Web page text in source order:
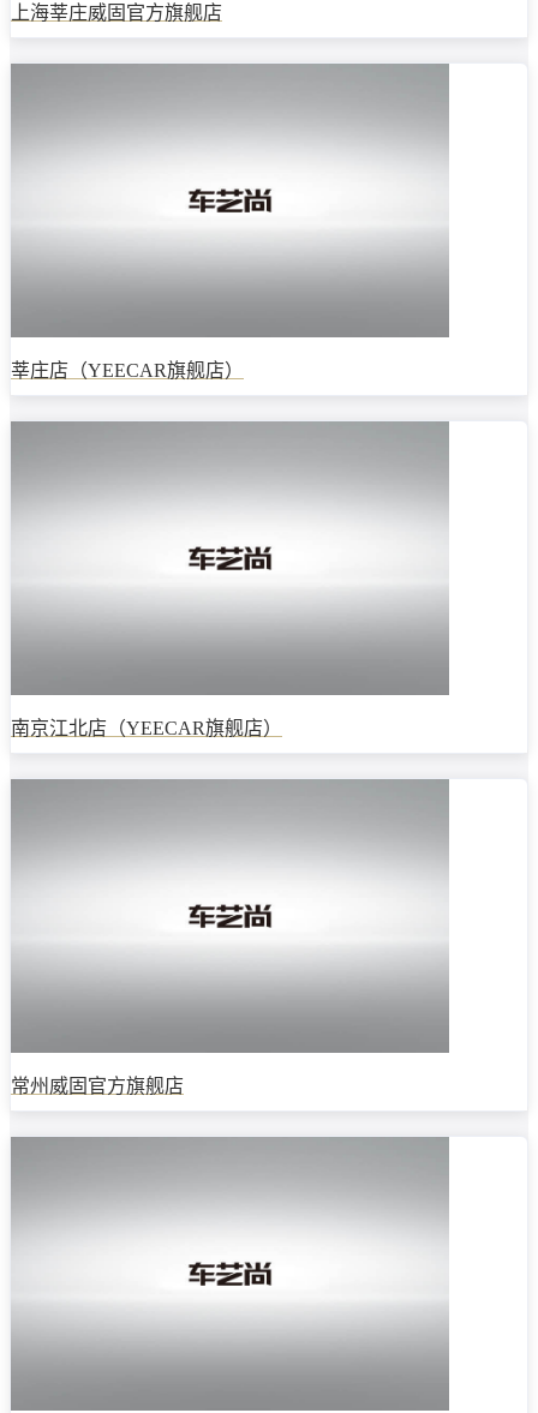
上海莘庄威固官方旗舰店
莘庄店（YEECAR旗舰店）
南京江北店（YEECAR旗舰店）
常州威固官方旗舰店